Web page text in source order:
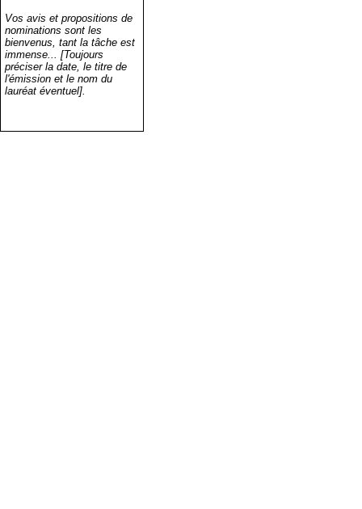
Vos avis et propositions de
nominations sont les
bienvenus, tant la tâche est
immense... [Toujours
préciser la date, le titre de
l'émission et le nom du
lauréat éventuel].